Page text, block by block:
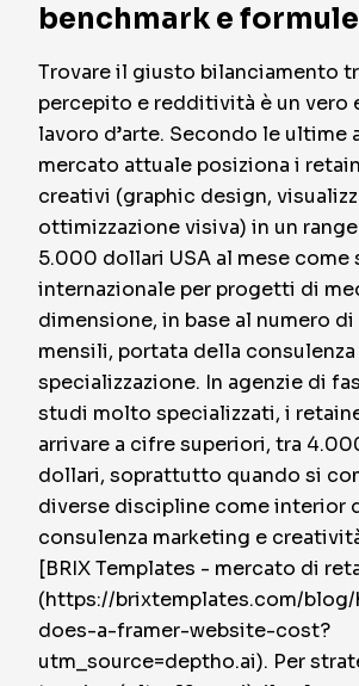
benchmark e
Trovare il giusto bilanciamento
percepito e redditività è un vero
lavoro d’arte. Secondo le ultime
mercato attuale posiziona i
creativi (graphic design,
ottimizzazione visiva) in un
5.000 dollari USA al mese come
internazionale per progetti di
dimensione, in base al numero
mensili, portata della
specializzazione. In agenzie di
studi molto specializzati, i
arrivare a cifre superiori, tra
dollari, soprattutto quando si
diverse discipline come interior
consulenza marketing e
[BRIX Templates - mercato di
(https://brixtemplates.com/
does-a-framer-website-cost?
utm_source=deptho.ai). Per